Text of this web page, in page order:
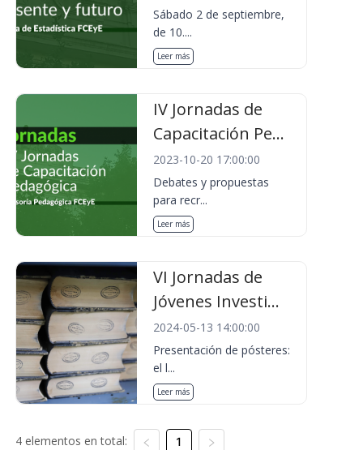
Sábado 2 de septiembre,
de 10....
Leer más
IV Jornadas de
Capacitación Pe...
2023-10-20 17:00:00
Debates y propuestas
para recr...
Leer más
VI Jornadas de
Jóvenes Investi...
2024-05-13 14:00:00
Presentación de pósteres:
el l...
Leer más
4 elementos en total: 1